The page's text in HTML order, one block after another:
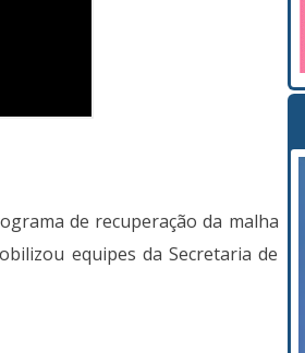
de recuperação da malha
equipes da Secretaria de